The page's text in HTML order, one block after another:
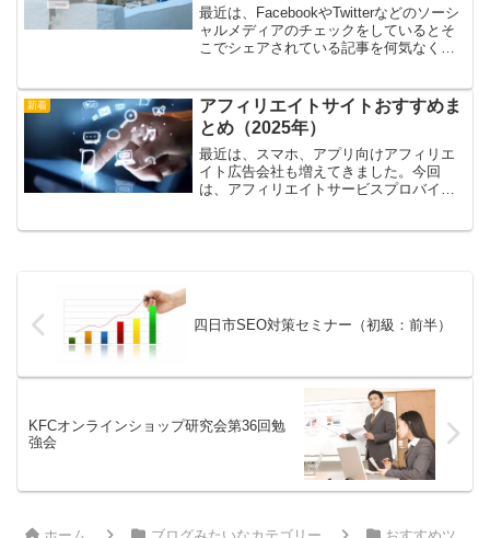
最近は、FacebookやTwitterなどのソーシ
ャルメディアのチェックをしているとそ
こでシェアされている記事を何気なく見
取ると1日もあっという間に終わってし...
新着
アフィリエイトサイトおすすめま
とめ（2025年）
最近は、スマホ、アプリ向けアフィリエ
イト広告会社も増えてきました。今回
は、アフィリエイトサービスプロバイダ
四日市SEO対策セミナー（初級：前半）
KFCオンラインショップ研究会第36回勉
強会